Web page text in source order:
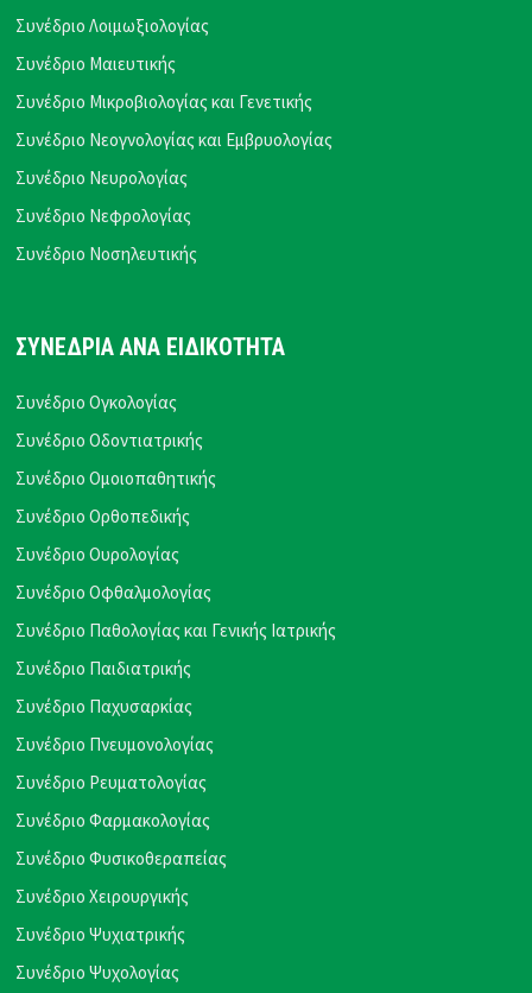
Συνέδριο Λοιμωξιολογίας
Συνέδριο Μαιευτικής
Συνέδριο Μικροβιολογίας και Γενετικής
Συνέδριο Νεογνολογίας και Εμβρυολογίας
Συνέδριο Νευρολογίας
Συνέδριο Νεφρολογίας
Συνέδριο Νοσηλευτικής
ΣΥΝΕΔΡΙΑ ΑΝΑ ΕΙΔΙΚΟΤΗΤΑ
Συνέδριο Ογκολογίας
Συνέδριο Οδοντιατρικής
Συνέδριο Ομοιοπαθητικής
Συνέδριο Ορθοπεδικής
Συνέδριο Ουρολογίας
Συνέδριο Οφθαλμολογίας
Συνέδριο Παθολογίας και Γενικής Ιατρικής
Συνέδριο Παιδιατρικής
Συνέδριο Παχυσαρκίας
Συνέδριο Πνευμονολογίας
Συνέδριο Ρευματολογίας
Συνέδριο Φαρμακολογίας
Συνέδριο Φυσικοθεραπείας
Συνέδριο Χειρουργικής
Συνέδριο Ψυχιατρικής
Συνέδριο Ψυχολογίας